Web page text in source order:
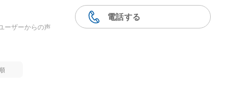
ーザーからの声
電話する